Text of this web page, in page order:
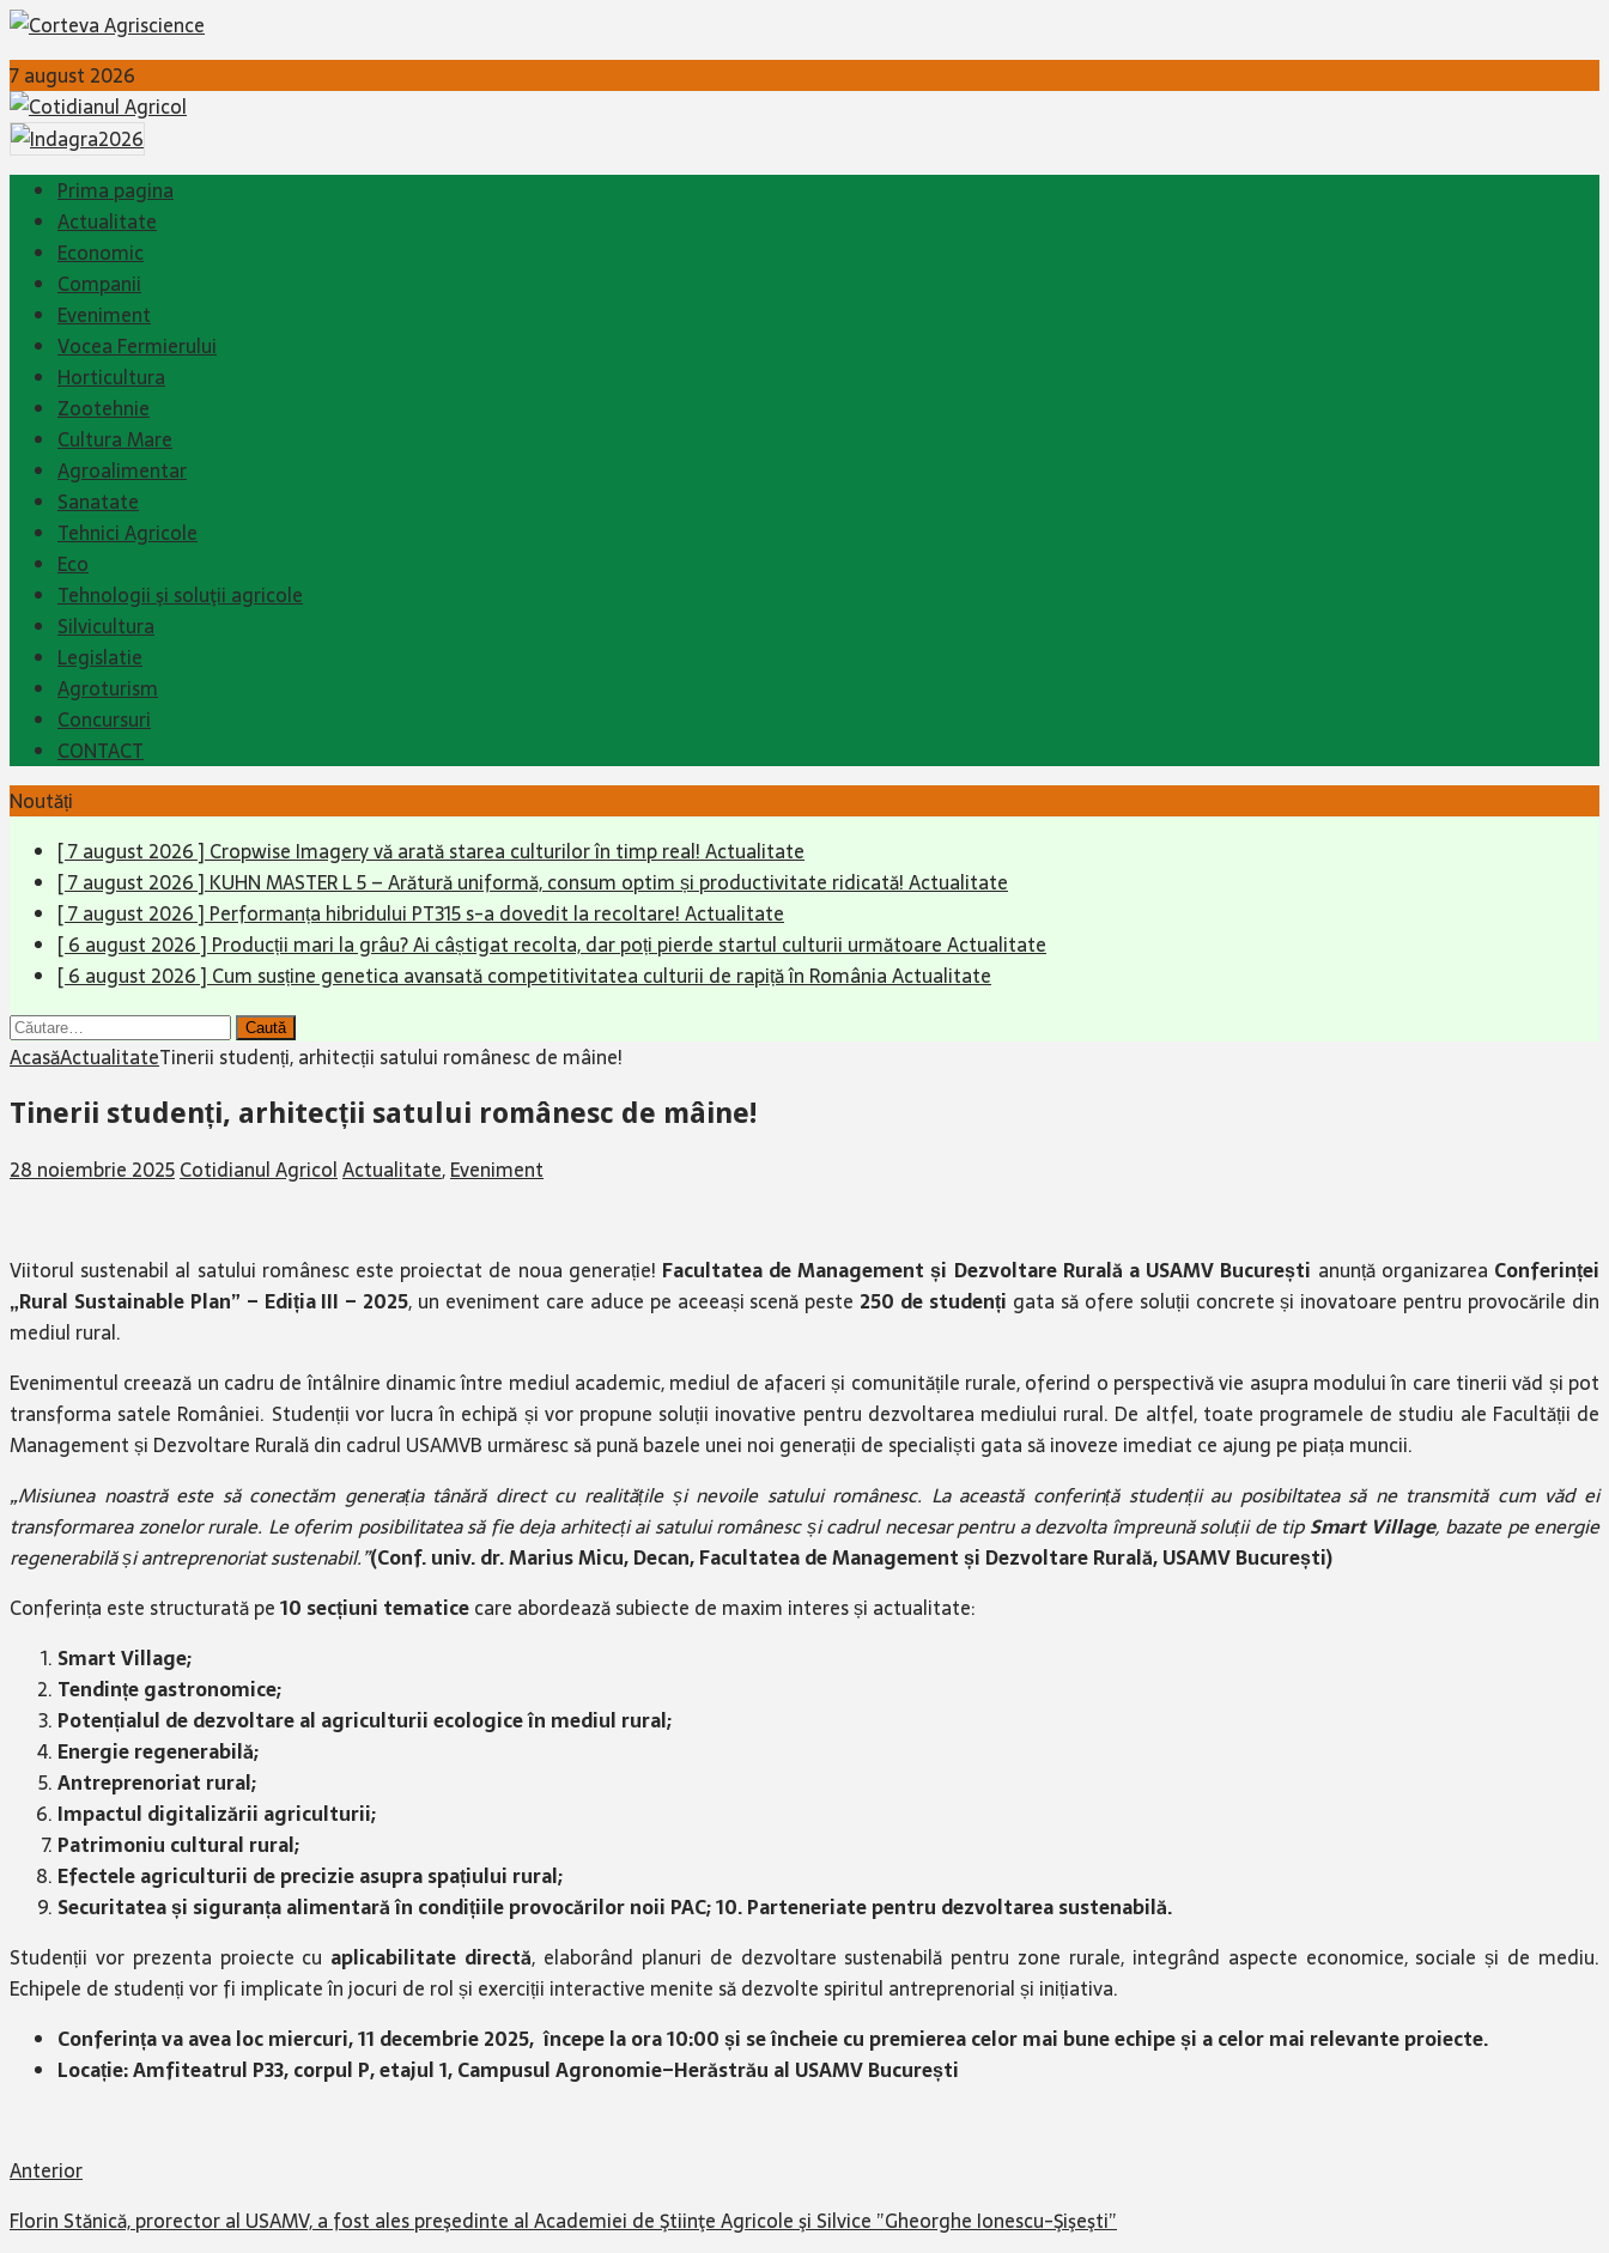
7 august 2026
Prima pagina
Actualitate
Economic
Companii
Eveniment
Vocea Fermierului
Horticultura
Zootehnie
Cultura Mare
Agroalimentar
Sanatate
Tehnici Agricole
Eco
Tehnologii şi soluţii agricole
Silvicultura
Legislatie
Agroturism
Concursuri
CONTACT
Noutăți
[ 7 august 2026 ] Cropwise Imagery vă arată starea culturilor în timp real!Actualitate
[ 7 august 2026 ] KUHN MASTER L 5 – Arătură uniformă, consum optim și productivitate ridicată!Actualitate
[ 7 august 2026 ] Performanța hibridului PT315 s-a dovedit la recoltare!Actualitate
[ 6 august 2026 ] Producții mari la grâu? Ai câștigat recolta, dar poți pierde startul culturii următoareActualitate
[ 6 august 2026 ] Cum susține genetica avansată competitivitatea culturii de rapiță în RomâniaActualitate
Caută
după:
AcasăActualitateTinerii studenți, arhitecții satului românesc de mâine!
Tinerii studenți, arhitecții satului românesc de mâine!
28 noiembrie 2025Cotidianul AgricolActualitate,Eveniment
Viitorul sustenabil al satului românesc este proiectat de noua generație! Facultatea de Management și Dezvoltare Rurală a USAMV București anunță organizarea Conferinței
„Rural Sustainable Plan” – Ediția III – 2025, un eveniment care aduce pe aceeași scenă peste 250 de studenți gata să ofere soluții concrete și inovatoare pentru provocările din
mediul rural.
Evenimentul creează un cadru de întâlnire dinamic între mediul academic, mediul de afaceri și comunitățile rurale, oferind o perspectivă vie asupra modului în care tinerii văd și pot
transforma satele României. Studenții vor lucra în echipă și vor propune soluții inovative pentru dezvoltarea mediului rural. De altfel, toate programele de studiu ale Facultății de
Management și Dezvoltare Rurală din cadrul USAMVB urmăresc să pună bazele unei noi generații de specialiști gata să inoveze imediat ce ajung pe piața muncii.
„Misiunea noastră este să conectăm generația tânără direct cu realitățile și nevoile satului românesc. La această conferință studenții au posibiltatea să ne transmită cum văd ei
transformarea zonelor rurale. Le oferim posibilitatea să fie deja arhitecți ai satului românesc și cadrul necesar pentru a dezvolta împreună soluții de tipSmart Village, bazate pe energie
regenerabilă și antreprenoriat sustenabil.”(Conf. univ. dr. Marius Micu, Decan, Facultatea de Management și Dezvoltare Rurală, USAMV București)
Conferința este structurată pe10 secțiuni tematicecare abordează subiecte de maxim interes și actualitate:
Smart Village;
Tendințe gastronomice;
Potențialul de dezvoltare al agriculturii ecologice în mediul rural;
Energie regenerabilă;
Antreprenoriat rural;
Impactul digitalizării agriculturii;
Patrimoniu cultural rural;
Efectele agriculturii de precizie asupra spațiului rural;
Securitatea și siguranța alimentară în condițiile provocărilor noii PAC; 10.Parteneriate pentru dezvoltarea sustenabilă.
Studenții vor prezenta proiecte cu aplicabilitate directă, elaborând planuri de dezvoltare sustenabilă pentru zone rurale, integrând aspecte economice, sociale și de mediu.
Echipele de studenți vor fi implicate în jocuri de rol și exerciții interactive menite să dezvolte spiritul antreprenorial și inițiativa.
Conferința va avea loc miercuri, 11 decembrie 2025, începe la ora 10:00 și se încheie cu premierea celor mai bune echipe și a celor mai relevante proiecte.
Locație: Amfiteatrul P33, corpul P, etajul 1, Campusul Agronomie–Herăstrău al USAMV București
Anterior
Florin Stănică, prorector al USAMV, a fost ales preşedinte al Academiei de Ştiinţe Agricole şi Silvice ”Gheorghe Ionescu-Şişeşti”